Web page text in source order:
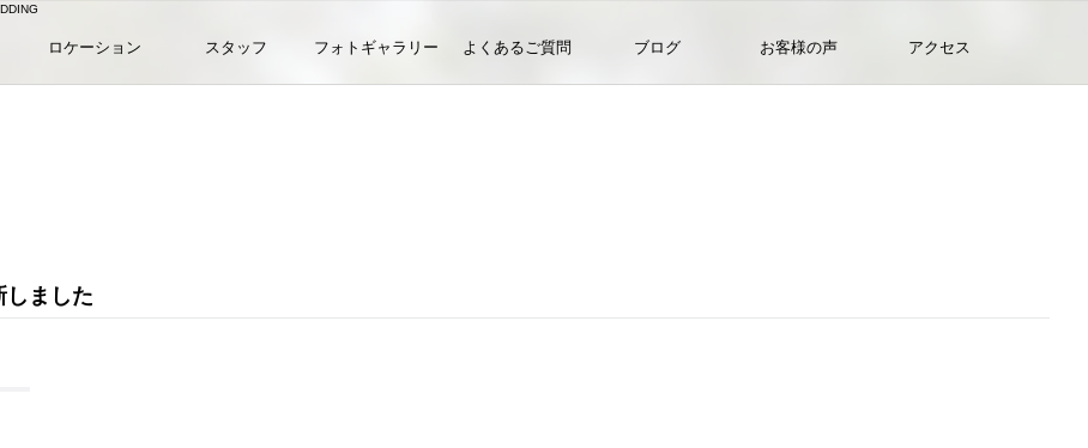
ロケーション スタッフ フォトギャラリー よくあるご質問 ブログ お客様の声 アクセス
しました